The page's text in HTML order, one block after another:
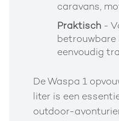
caravans,
Praktisch -
betrouwbare
eenvoudig
De Waspa 1
liter is een
outdoor-